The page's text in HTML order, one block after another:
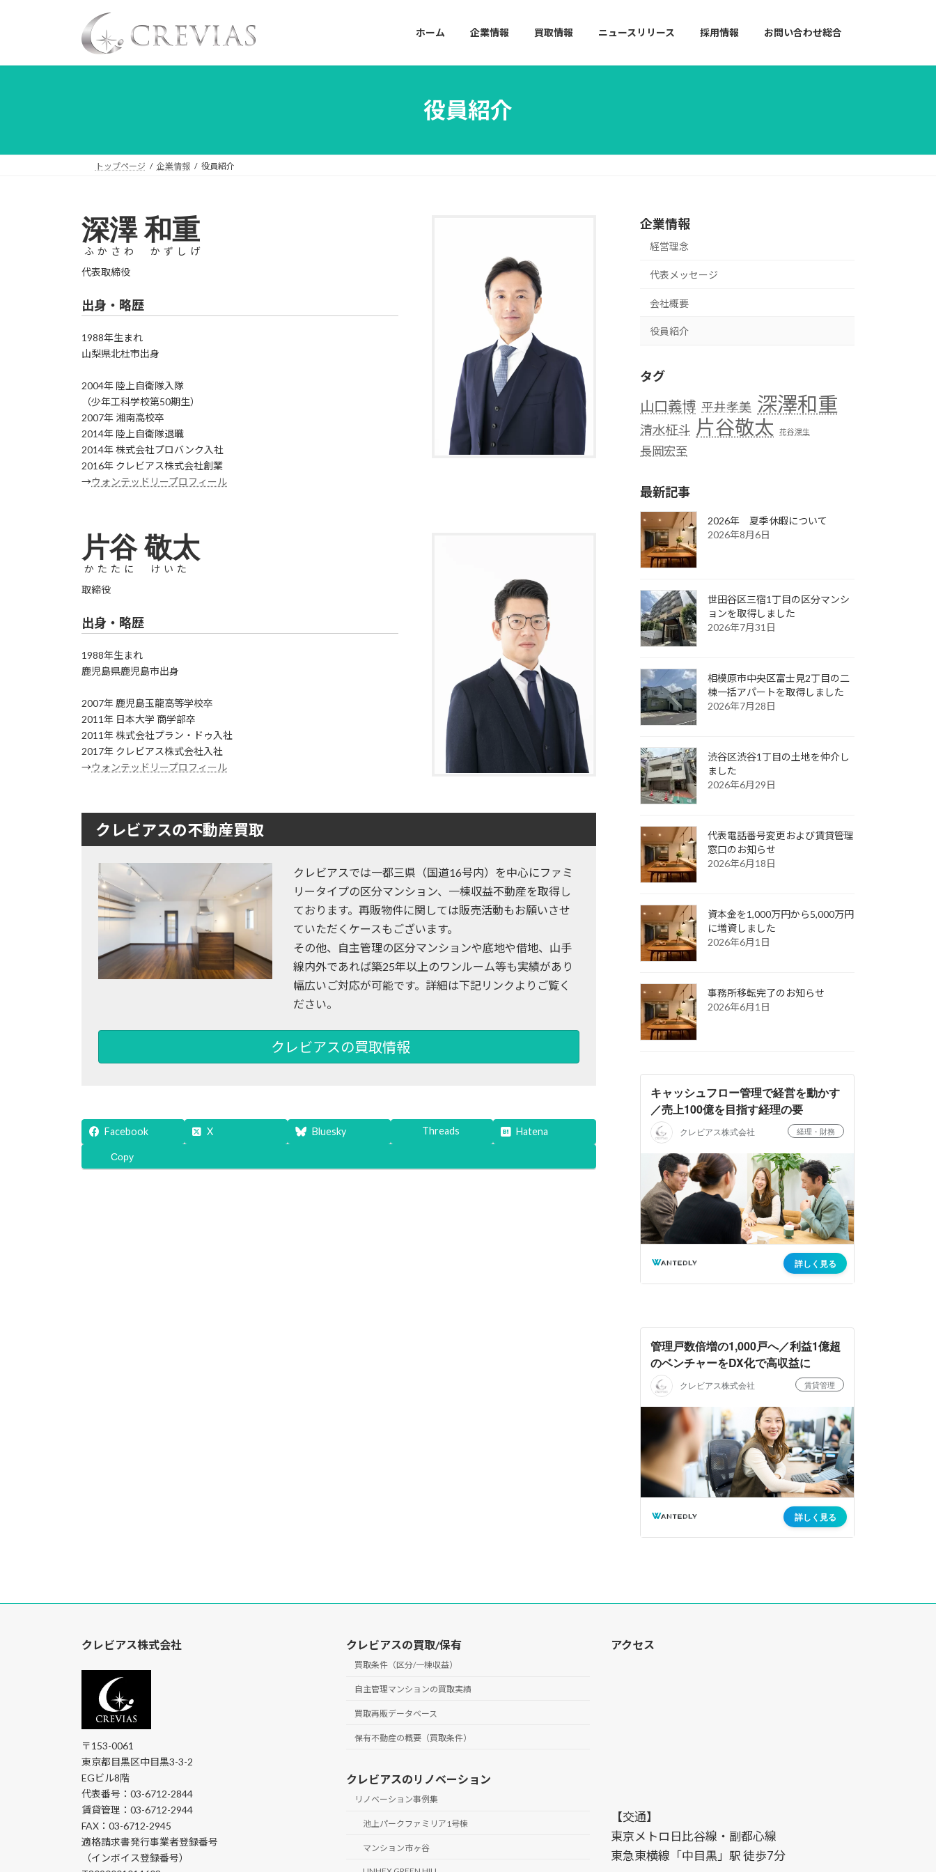
プ
動
ホーム 企業情報 買取情報 ニュースリリース 採用情報 お問い合わせ総合
役員紹介
トップページ 企業情報 役員紹介
深澤 和重
ふかさわ かずしげ
代表取締役
出身・略歴
1988年生まれ
山梨県北杜市出身
2004年 陸上自衛隊入隊
（少年工科学校第50期生）
2007年 湘南高校卒
2014年 陸上自衛隊退職
2014年 株式会社プロバンク入社
2016年 クレビアス株式会社創業
→ウォンテッドリープロフィール
片谷 敬太
かたたに けいた
取締役
出身・略歴
1988年生まれ
鹿児島県鹿児島市出身
2007年 鹿児島玉龍高等学校卒
2011年 日本大学 商学部卒
2011年 株式会社プラン・ドゥ入社
2017年 クレビアス株式会社入社
→ウォンテッドリープロフィール
クレビアスの不動産買取
クレビアスでは一都三県（国道16号内）を中心にファミ
リータイプの区分マンション、一棟収益不動産を取得し
ております。再販物件に関しては販売活動もお願いさせ
ていただくケースもございます。
その他、自主管理の区分マンションや底地や借地、山手
線内外であれば築25年以上のワンルーム等も実績があり
幅広いご対応が可能です。詳細は下記リンクよりご覧く
ださい。
クレビアスの買取情報
Facebook X Bluesky Threads Hatena
Copy
企業情報
経営理念
代表メッセージ
会社概要
役員紹介
タグ
山口義博 平井孝美 深澤和重
清水柾斗 片谷敬太 花谷滉生
長岡宏至
最新記事
2026年 夏季休暇について
2026年8月6日
世田谷区三宿1丁目の区分マンシ
ョンを取得しました
2026年7月31日
相模原市中央区富士見2丁目の二
棟一括アパートを取得しました
2026年7月28日
渋谷区渋谷1丁目の土地を仲介し
ました
2026年6月29日
代表電話番号変更および賃貸管理
窓口のお知らせ
2026年6月18日
資本金を1,000万円から5,000万円
に増資しました
2026年6月1日
事務所移転完了のお知らせ
2026年6月1日
クレビアス株式会社
〒153-0061
東京都目黒区中目黒3-3-2
EGビル8階
代表番号：03-6712-2844
賃貸管理：03-6712-2944
FAX：03-6712-2945
適格請求書発行事業者登録番号
（インボイス登録番号）
クレビアスの買取/保有
買取条件（区分/一棟収益）
自主管理マンションの買取実績
買取再販データベース
保有不動産の概要（買取条件）
クレビアスのリノベーション
リノベーション事例集
池上パークファミリア1号棟
マンション市ヶ谷
アクセス
【交通】
東京メトロ日比谷線・副都心線
東急東横線「中目黒」駅 徒歩7分